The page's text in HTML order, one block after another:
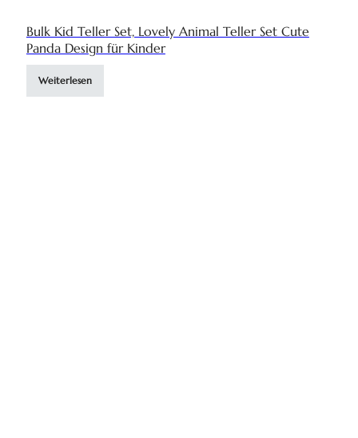
Bulk Kid Teller Set, Lovely Animal Teller Set Cute
Panda Design für Kinder
Weiterlesen